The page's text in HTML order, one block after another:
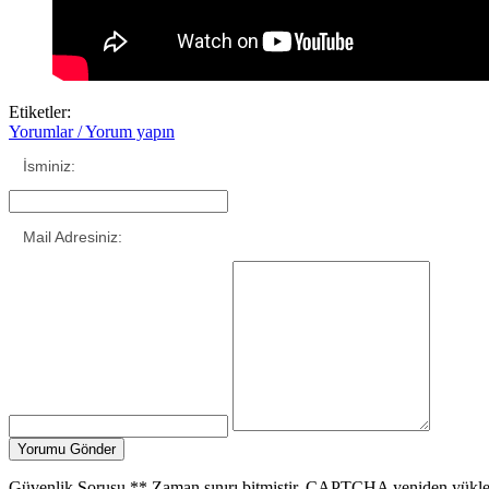
Etiketler:
Yorumlar / Yorum yapın
İsminiz:
Mail Adresiniz: